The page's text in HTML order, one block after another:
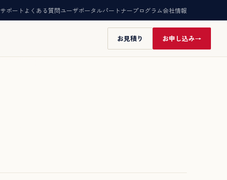
サポート よくある質問ユーザポータルパートナープログラム会社情報
お見積り お申し込み